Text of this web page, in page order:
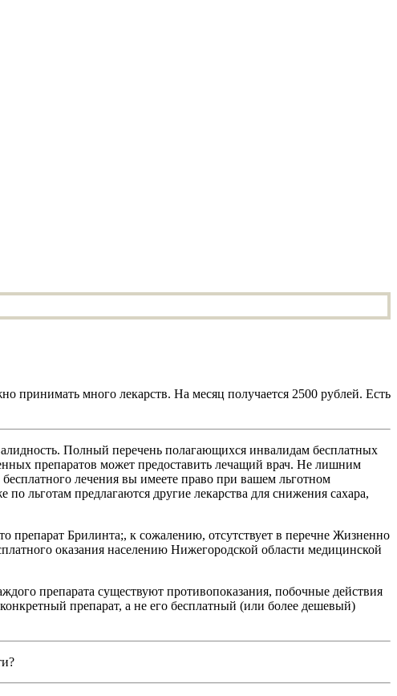
принимать много лекарств. На месяц получается 2500 рублей. Есть
Полный перечень полагающихся инвалидам бесплатных
препаратов может предоставить лечащий врач. Не лишним
лечения вы имеете право при вашем льготном
льготам предлагаются другие лекарства для снижения сахара,
препарат Брилинта;, к сожалению, отсутствует в перечне Жизненно
оказания населению Нижегородской области медицинской
препарата существуют противопоказания, побочные действия
препарат, а не его бесплатный (или более дешевый)